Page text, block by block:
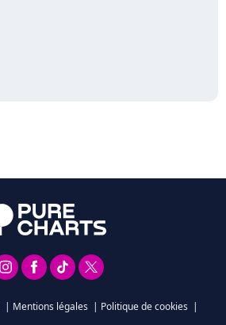
| Mentions légales | Politique de cookies |